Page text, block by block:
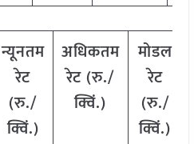
न्यूनतम
रेट
(रु./
क्विं.)
अधिकतम
रेट (रु./
क्विं.)
मोडल
रेट
(रु./
क्विं.)